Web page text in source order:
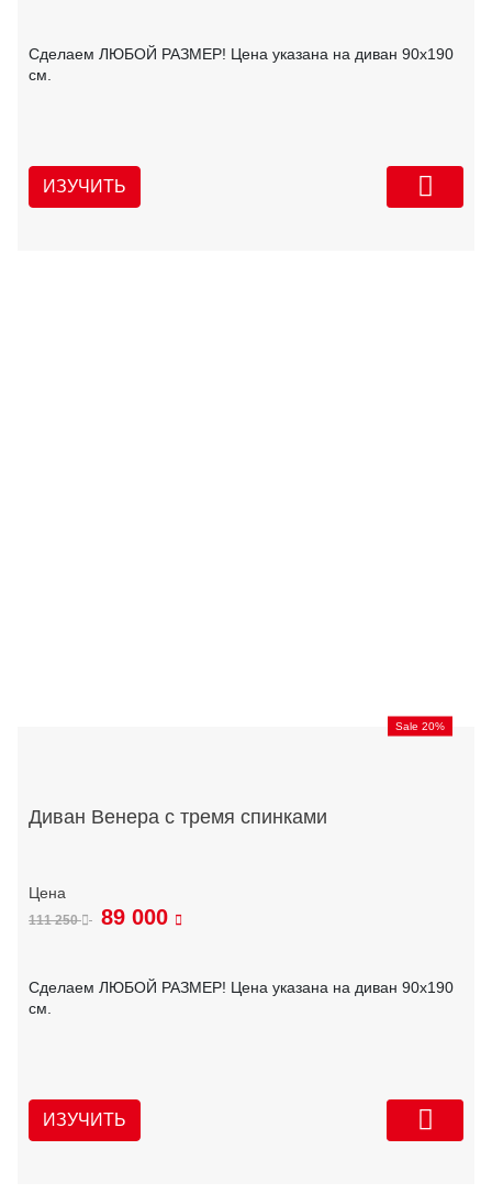
Сделаем ЛЮБОЙ РАЗМЕР! Цена указана на диван 90х190
см.
ИЗУЧИТЬ
Sale 20%
Диван Венера с тремя спинками
111 250 89 000
Сделаем ЛЮБОЙ РАЗМЕР! Цена указана на диван 90х190
см.
ИЗУЧИТЬ